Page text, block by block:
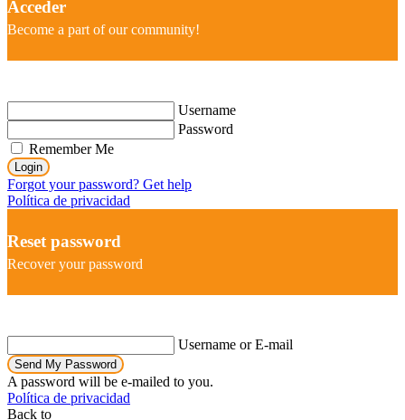
Acceder
Become a part of our community!
Username
Password
Remember Me
Login
Forgot your password? Get help
Política de privacidad
Reset password
Recover your password
Username or E-mail
Send My Password
A password will be e-mailed to you.
Política de privacidad
Back to